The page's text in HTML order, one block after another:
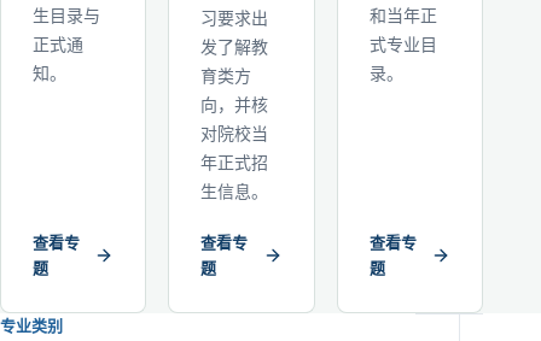
生目录与
正式通
知。
查看专
题
习要求出
发了解教
育类方
向，并核
对院校当
年正式招
生信息。
查看专
题
和当年正
式专业目
录。
查看专
题
专业类别